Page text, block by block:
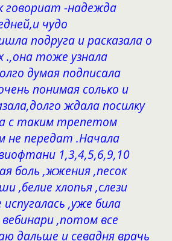
говориат -надежда
чудо
подруга и расказала о
.,она тоже узнала
думая подписала
понимая солько и
ждала посилку
с таким трепетом
не передат .Начала
1,3,4,5,6,9,10
боль ,жжения ,песок
,белие хлопья ,слези
,уже била
,потом все
дальше и севадня врачь